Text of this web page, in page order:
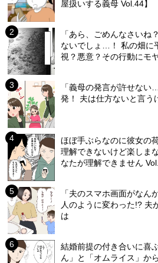
屋扱いする義母 Vol.44】
「あら、ごめんなさいね
ないでしょ…！ 私の畑に
視？悪意？その行動にモ
「義母の発言が許せな
発！ 夫は仕方ないと言う
ほぼ手ぶらなのに彼女の
理解できないけど楽しま
なたが理解できません
「夫のスマホ画面がな
人のように変わった!? 夫
は
結婚前提の付き合いに喜
ん」と「オムライス」か